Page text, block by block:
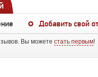
Добавить свой
Вы можете стать первым!